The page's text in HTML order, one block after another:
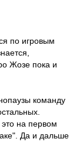
по игровым
Жозе пока и
команду
на первом
Да и дальше